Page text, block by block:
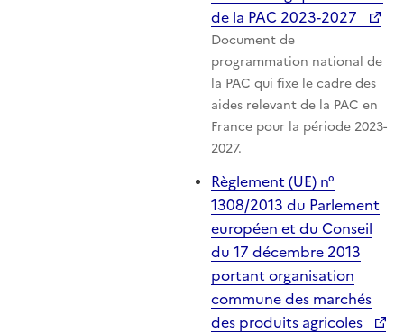
de la PAC 2023-2027
Document de
programmation national de
la PAC qui fixe le cadre des
aides relevant de la PAC en
France pour la période 2023-
2027.
Règlement (UE) n°
1308/2013 du Parlement
européen et du Conseil
du 17 décembre 2013
portant organisation
commune des marchés
des produits agricoles